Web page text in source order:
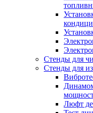
Стенды для
Стенды для
Люфт